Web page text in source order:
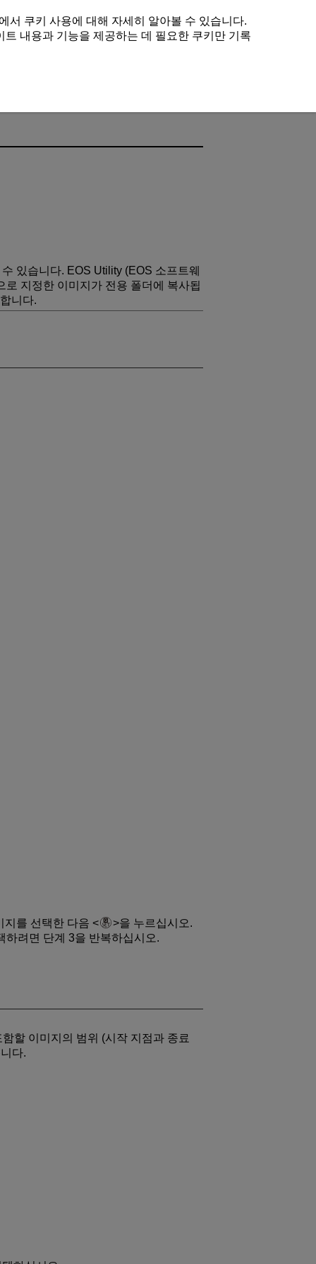
있습니다. EOS Utility (EOS 소프트웨
지정한 이미지가 전용 폴더에 복사됩
니다.
를 선택한 다음
을 누르십시오.
하려면 단계 3을 반복하십시오.
할 이미지의 범위 (시작 지점과 종료
다.
에서 쿠키 사용에 대해 자세히 알아볼 수 있습니다.
내용과 기능을 제공하는 데 필요한 쿠키만 기록